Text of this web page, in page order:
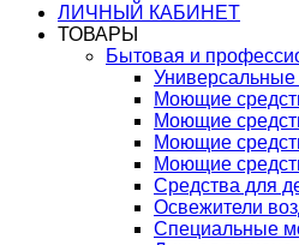
ЛИЧНЫЙ КАБИНЕТ
ТОВАРЫ
Бытовая и
Моющие
Моющие
Моющие
Моющие
Средства для
Освежители
Специальные